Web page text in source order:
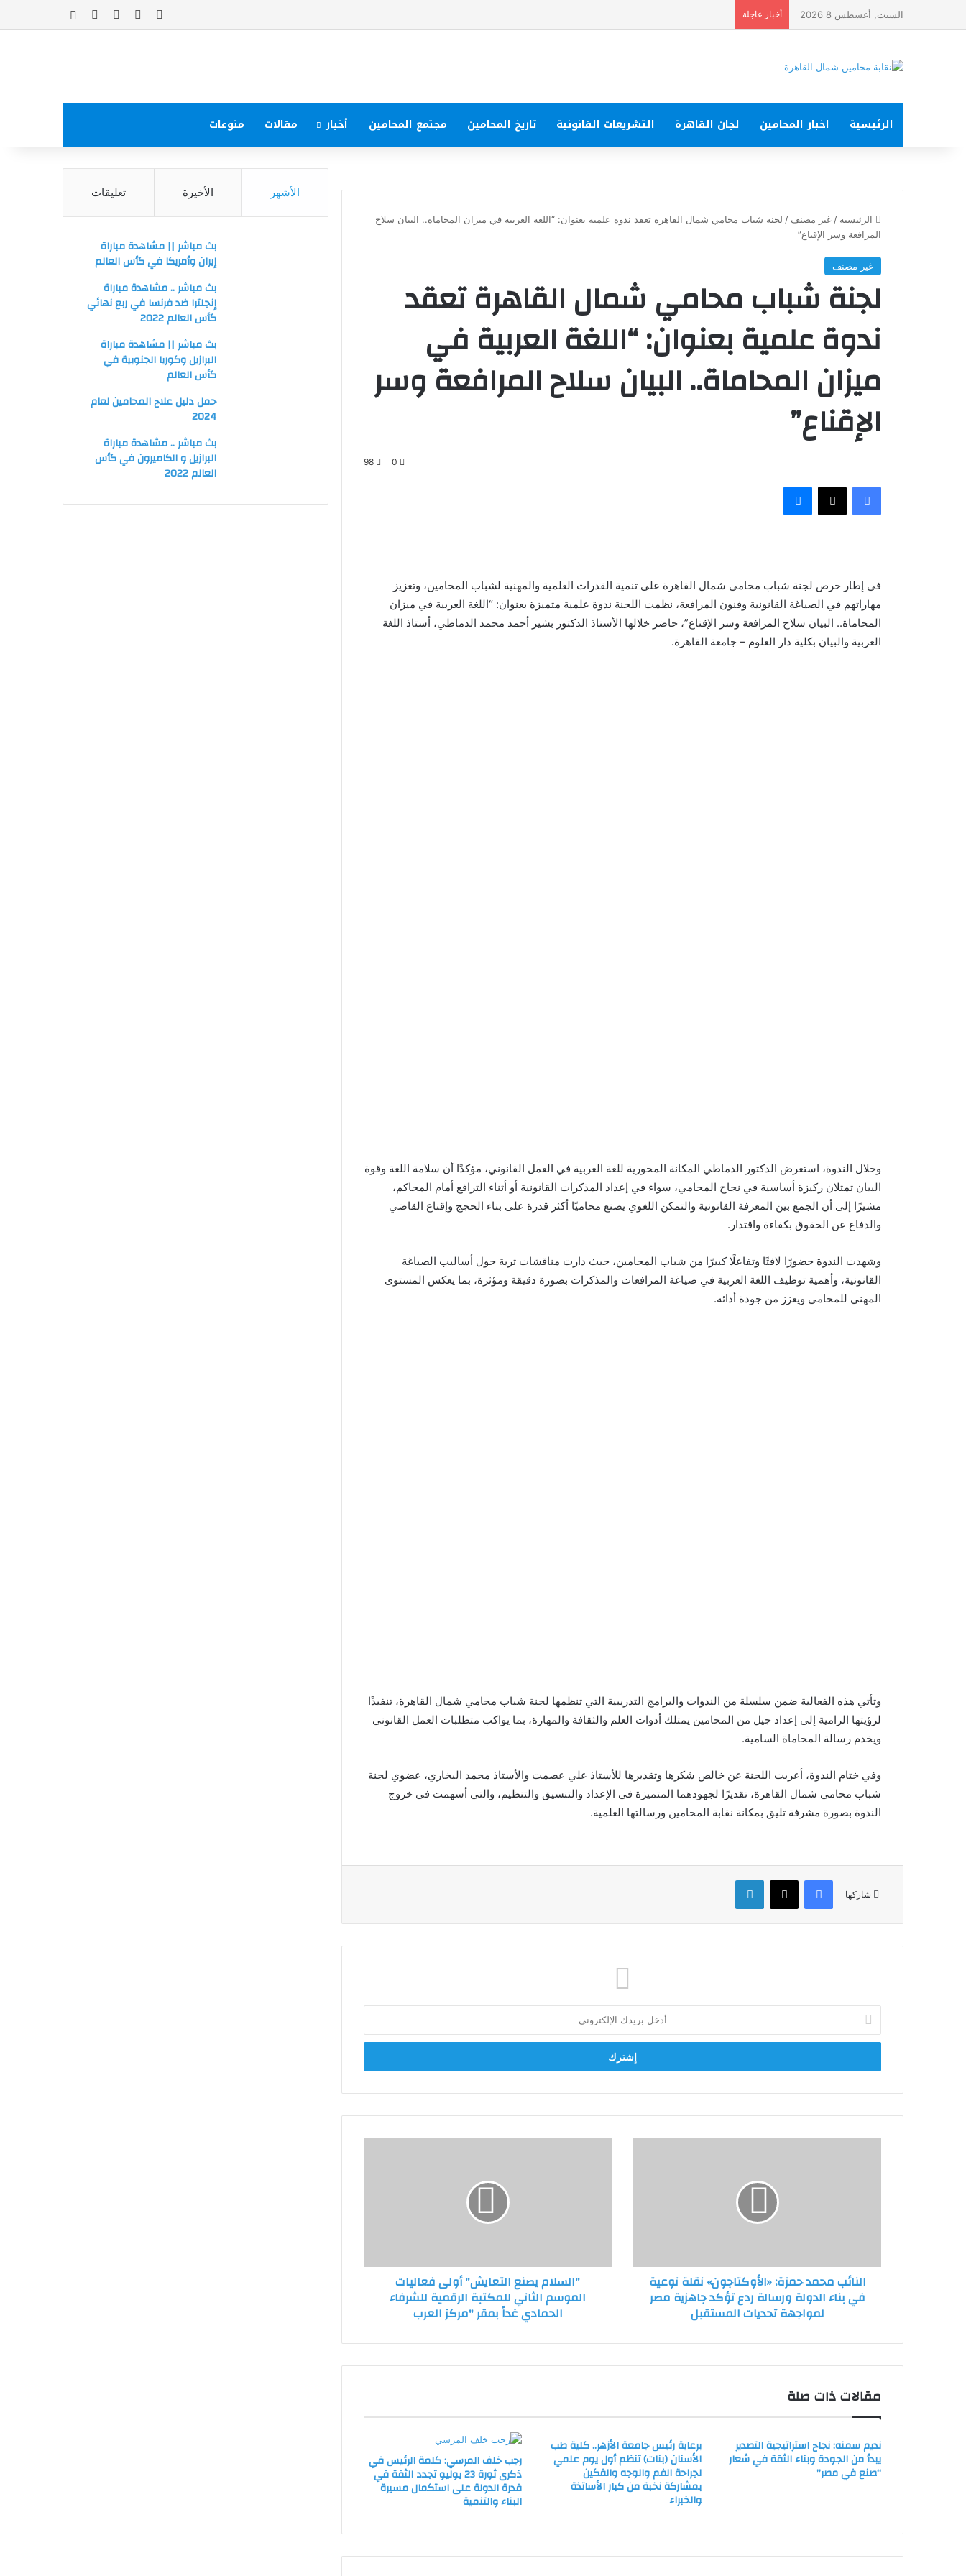
السبت, أغسطس 8 2026 أخبار عاجلة فيسبوك ‫YouTubeانستقرام
الرئيسية اخبار المحامين لجان القاهرة التشريعات القانونية تاريخ المحامين مجتمع المحامين أخبار مقالات منوعات
الرئيسية / غير مصنف / لجنة شباب محامي شمال القاهرة تعقد ندوة علمية بعنوان: “اللغة العربية في ميزان المحاماة.. البيان سلاح
المرافعة وسر الإقناع”
غير مصنف
لجنة شباب محامي شمال القاهرة تعقد
ندوة علمية بعنوان: “اللغة العربية في
ميزان المحاماة.. البيان سلاح المرافعة وسر
الإقناع”
0
98
فيسبوك ‫X ماسنجر
في إطار حرص لجنة شباب محامي شمال القاهرة على تنمية القدرات العلمية والمهنية لشباب المحامين، وتعزيز
مهاراتهم في الصياغة القانونية وفنون المرافعة، نظمت اللجنة ندوة علمية متميزة بعنوان: “اللغة العربية في ميزان
المحاماة.. البيان سلاح المرافعة وسر الإقناع”، حاضر خلالها الأستاذ الدكتور بشير أحمد محمد الدماطي، أستاذ اللغة
العربية والبيان بكلية دار العلوم – جامعة القاهرة.
وخلال الندوة، استعرض الدكتور الدماطي المكانة المحورية للغة العربية في العمل القانوني، مؤكدًا أن سلامة اللغة وقوة
البيان تمثلان ركيزة أساسية في نجاح المحامي، سواء في إعداد المذكرات القانونية أو أثناء الترافع أمام المحاكم،
مشيرًا إلى أن الجمع بين المعرفة القانونية والتمكن اللغوي يصنع محاميًا أكثر قدرة على بناء الحجج وإقناع القاضي
والدفاع عن الحقوق بكفاءة واقتدار.
وشهدت الندوة حضورًا لافتًا وتفاعلًا كبيرًا من شباب المحامين، حيث دارت مناقشات ثرية حول أساليب الصياغة
القانونية، وأهمية توظيف اللغة العربية في صياغة المرافعات والمذكرات بصورة دقيقة ومؤثرة، بما يعكس المستوى
المهني للمحامي ويعزز من جودة أدائه.
وتأتي هذه الفعالية ضمن سلسلة من الندوات والبرامج التدريبية التي تنظمها لجنة شباب محامي شمال القاهرة، تنفيذًا
لرؤيتها الرامية إلى إعداد جيل من المحامين يمتلك أدوات العلم والثقافة والمهارة، بما يواكب متطلبات العمل القانوني
ويخدم رسالة المحاماة السامية.
وفي ختام الندوة، أعربت اللجنة عن خالص شكرها وتقديرها للأستاذ علي عصمت والأستاذ محمد البخاري، عضوي لجنة
شباب محامي شمال القاهرة، تقديرًا لجهودهما المتميزة في الإعداد والتنسيق والتنظيم، والتي أسهمت في خروج
الندوة بصورة مشرفة تليق بمكانة نقابة المحامين ورسالتها العلمية.
شاركها
فيسبوك ‫X لينكدإن
بريدك
الإلكتروني
الدولة
ورسالةالنائب محمد حمزة: «الأوكتاجون» نقلة نوعية
في بناء الدولة ورسالة ردع تؤكد جاهزية مصر
لمواجهة تحديات المستقبل
الرقمية
الحمادي
"السلام يصنع التعايش" أولى فعاليات
الموسم الثاني للمكتبة الرقمية للشرفاء
الحمادي غداً بمقر "مركز العرب
مقالات ذات صلة
نديم سمنه: نجاح استراتيجية التصدير
يبدأ من الجودة وبناء الثقة في شعار
“صنع في مصر”
برعاية رئيس جامعة الأزهر.. كلية طب
الأسنان (بنات) تنظم أول يوم علمي
لجراحة الفم والوجه والفكين
بمشاركة نخبة من كبار الأساتذة
والخبراء
رجب خلف المرسي: كلمة الرئيس في
ذكرى ثورة 23 يوليو تجدد الثقة في
قدرة الدولة على استكمال مسيرة
البناء والتنمية
الأشهر الأخيرة تعليقات
بث مباشر || مشاهدة مباراة
إيران وأمريكا في كأس العالم
بث مباشر .. مشاهدة مباراة
إنجلترا ضد فرنسا في ربع نهائي
كأس العالم 2022
بث مباشر || مشاهدة مباراة
البرازيل وكوريا الجنوبية في
كأس العالم
حمل دليل علاج المحامين لعام
2024
بث مباشر .. مشاهدة مباراة
البرازيل و الكاميرون في كأس
العالم 2022